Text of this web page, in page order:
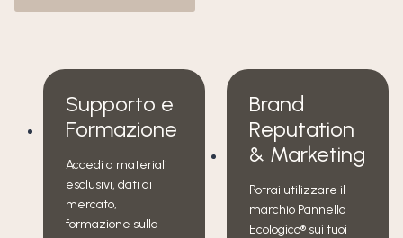
Supporto e
Formazione
Accedi a materiali
esclusivi, dati di
mercato,
formazione sulla
Brand
Reputation
& Marketing
Potrai utilizzare il
marchio Pannello
Ecologico® sui tuoi